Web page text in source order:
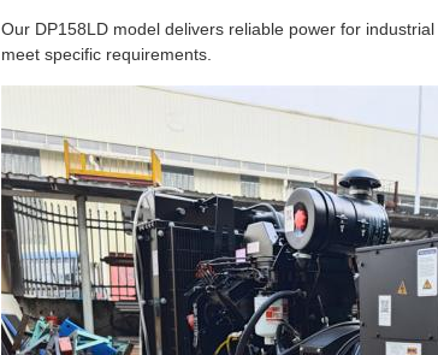
Our DP158LD model delivers reliable power for
meet specific requirements.